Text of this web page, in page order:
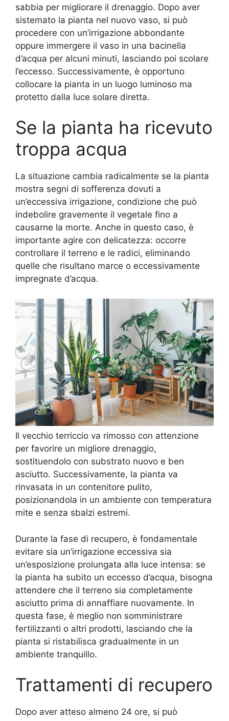
sabbia per migliorare il drenaggio. Dopo aver
sistemato la pianta nel nuovo vaso, si può
procedere con un’irrigazione abbondante
oppure immergere il vaso in una bacinella
d’acqua per alcuni minuti, lasciando poi scolare
l’eccesso. Successivamente, è opportuno
collocare la pianta in un luogo luminoso ma
protetto dalla luce solare diretta.
Se la pianta ha ricevuto
troppa acqua
La situazione cambia radicalmente se la pianta
mostra segni di sofferenza dovuti a
un’eccessiva irrigazione, condizione che può
indebolire gravemente il vegetale fino a
causarne la morte. Anche in questo caso, è
importante agire con delicatezza: occorre
controllare il terreno e le radici, eliminando
quelle che risultano marce o eccessivamente
impregnate d’acqua.
Il vecchio terriccio va rimosso con attenzione
per favorire un migliore drenaggio,
sostituendolo con substrato nuovo e ben
asciutto. Successivamente, la pianta va
rinvasata in un contenitore pulito,
posizionandola in un ambiente con temperatura
mite e senza sbalzi estremi.
Durante la fase di recupero, è fondamentale
evitare sia un’irrigazione eccessiva sia
un’esposizione prolungata alla luce intensa: se
la pianta ha subito un eccesso d’acqua, bisogna
attendere che il terreno sia completamente
asciutto prima di annaffiare nuovamente. In
questa fase, è meglio non somministrare
fertilizzanti o altri prodotti, lasciando che la
pianta si ristabilisca gradualmente in un
ambiente tranquillo.
Trattamenti di recupero
Dopo aver atteso almeno 24 ore, si può